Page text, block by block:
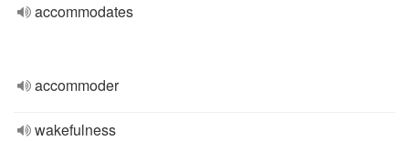
accommodates
accommoder
wakefulness